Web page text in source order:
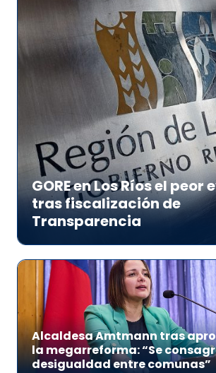
GORE en Los Ríos el peor
tras fiscalización de
Transparencia
Alcaldesa Amtmann tras
la megarreforma: “Se
desigualdad entre comunas”